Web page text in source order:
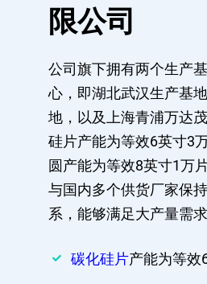
限公司
公司旗下拥有两个生产
心，即湖北武汉生产基
地，以及上海青浦万达
硅片产能为等效6英寸3
圆产能为等效8英寸1万
与国内多个供货厂家保
系，能够满足大产量需求
碳化硅片产能为等效